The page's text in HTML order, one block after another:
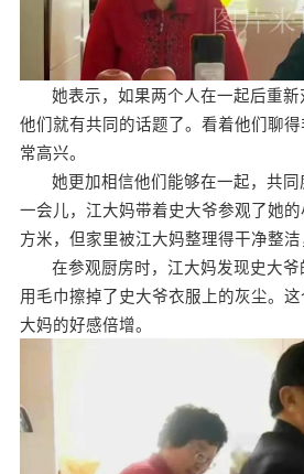
她表示，如果两个人在一起后重
他们就有共同的话题了。看着他们聊
常高兴。
她更加相信他们能够在一起，共
一会儿，江大妈带着史大爷参观了她
方米，但家里被江大妈整理得干净整洁
在参观厨房时，江大妈发现史大
用毛巾擦掉了史大爷衣服上的灰尘。
大妈的好感倍增。